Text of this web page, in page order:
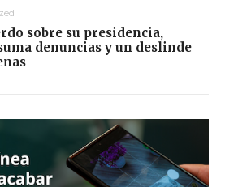
sobre su presidencia,
denuncias y un deslinde